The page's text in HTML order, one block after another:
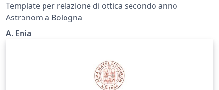
Template per relazione di ottica secondo anno
Astronomia Bologna
A. Enia